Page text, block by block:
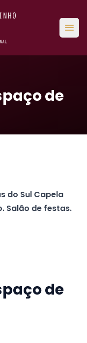
de
do Sul Capela
Salão de festas.
de